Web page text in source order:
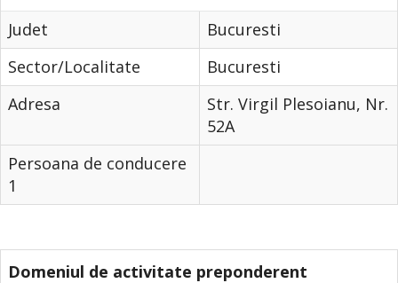
Judet
Bucuresti
Sector/Localitate
Bucuresti
Adresa
Str. Virgil Plesoianu, Nr.
52A
Persoana de conducere
1
Domeniul de activitate preponderent